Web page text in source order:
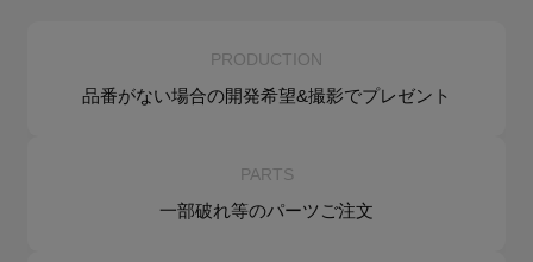
PRODUCTION
品番がない場合の開発希望&撮影でプレゼント
PARTS
一部破れ等のパーツご注文